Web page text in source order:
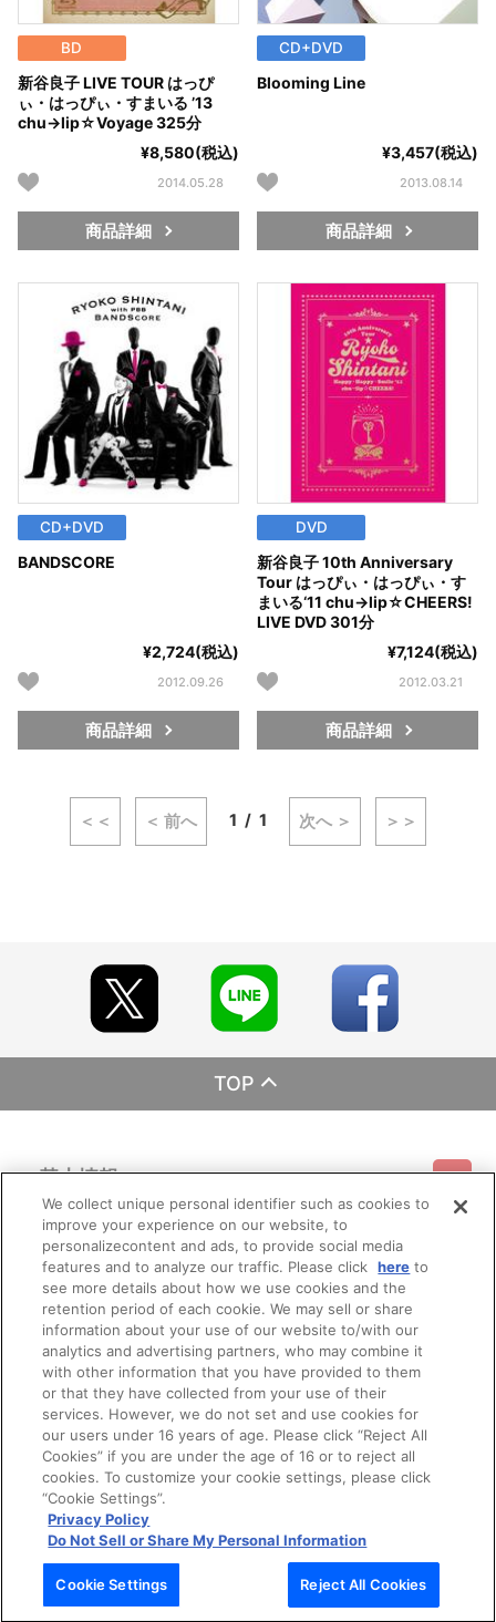
BD
新谷良子 LIVE TOUR はっぴ
ぃ・はっぴぃ・すまいる ’13
chu→lip☆Voyage 325分
¥8,580(税込)
2014.05.28
商品詳細
CD+DVD
Blooming Line
¥3,457(税込)
2013.08.14
商品詳細
CD+DVD
BANDSCORE
¥2,724(税込)
2012.09.26
商品詳細
DVD
新谷良子 10th Anniversary
Tour はっぴぃ・はっぴぃ・す
まいる‘11 chu→lip☆CHEERS!
LIVE DVD 301分
¥7,124(税込)
2012.03.21
商品詳細
＜＜ ＜ 前へ 1 1 次へ ＞ ＞＞
TOP
基本情報
利用規約 特定商取引法に基づく表示 プライバシーポリシー
プライバシーオプション 会社概要
ご利用情報
ご利用ガイド サイトマップ お問い合わせ
Do Not Sell or Share My Personal Information
会員メニュー
ログイン 会員規約 新規会員登録
その他のご案内
公式X バンダイナムコフィルムワークス
© Bandai Namco Filmworks Inc. All Rights Reserved.
We collect unique personal identifier such as cookies to
improve your experience on our website, to
personalizecontent and ads, to provide social media
features and to analyze our traffic. Please click here to
see more details about how we use cookies and the
retention period of each cookie. We may sell or share
information about your use of our website to/with our
analytics and advertising partners, who may combine it
with other information that you have provided to them
or that they have collected from your use of their
services. However, we do not set and use cookies for
our users under 16 years of age. Please click “Reject All
Cookies” if you are under the age of 16 or to reject all
cookies. To customize your cookie settings, please click
“Cookie Settings”.
Privacy Policy
Do Not Sell or Share My Personal Information
Cookie Settings Reject All Cookies